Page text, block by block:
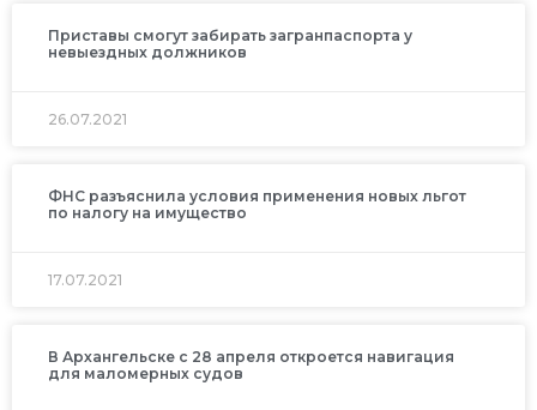
Приставы смогут забирать загранпаспорта у
невыездных должников
26.07.2021
ФНС разъяснила условия применения новых льгот
по налогу на имущество
17.07.2021
В Архангельске с 28 апреля откроется навигация
для маломерных судов